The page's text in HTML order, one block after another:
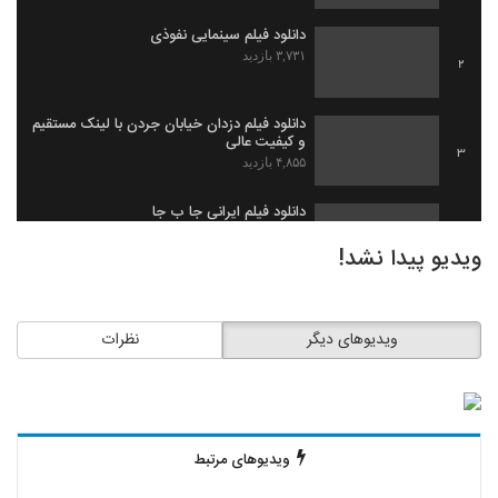
2
دانلود فیلم سینمایی نفوذی
۳,۷۳۱ بازدید
3
دانلود فیلم دزدان خیابان جردن با لینک مستقیم
و کیفیت عالی
۴,۸۵۵ بازدید
دانلود فیلم ایرانی جا ب جا
جرموز
دانلود فیلم بیچاره ها
ویدیو پیدا نشد!
نظرات ویدیوهای دیگر
ویدیوهای مرتبط